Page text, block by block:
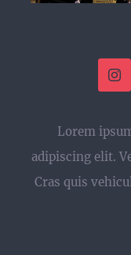
Lorem
adipiscing elit.
Cras quis